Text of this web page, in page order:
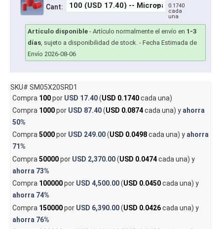
Cant:
0.1740
cada
una
Artículo disponible - Artículo normalmente el envío en 1-3
días, sujeto a disponibilidad de stock. - Fecha Estimada de
Envío 2026-08-06
SKU# SM05X20SRD1
Compra 100por USD 17.40(USD 0.1740cada una)
Compra 1000por USD 87.40(USD 0.0874cada una) y ahorra
50%
Compra5000por USD 249.00(USD 0.0498cada una) y ahorra
71%
Compra 50000por USD 2,370.00(USD 0.0474cada una) y
ahorra 73%
Compra 100000por USD 4,500.00(USD 0.0450cada una) y
ahorra 74%
Compra 150000por USD 6,390.00(USD 0.0426cada una) y
ahorra 76%